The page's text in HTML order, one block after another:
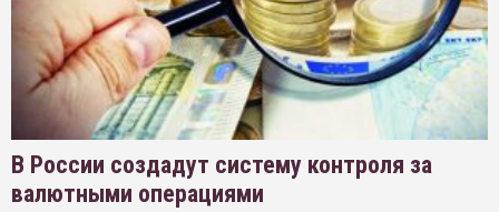
В России создадут систему контроля за
валютными операциями